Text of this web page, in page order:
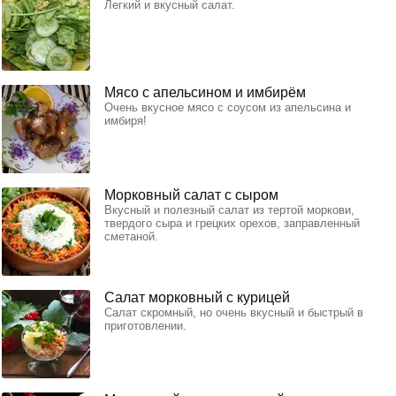
Легкий и вкусный салат.
Мясо с апельсином и имбирём
Очень вкусное мясо с соусом из апельсина и
имбиря!
Морковный салат с сыром
Вкусный и полезный салат из тертой моркови,
твердого сыра и грецких орехов, заправленный
сметаной.
Салат морковный с курицей
Салат скромный, но очень вкусный и быстрый в
приготовлении.